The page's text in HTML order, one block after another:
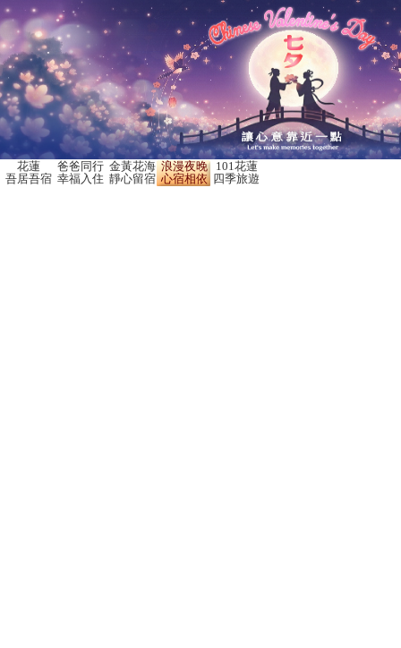
花蓮
吾居吾宿
爸爸同行
幸福入住
金黃花海
靜心留宿
浪漫夜晚
心宿相依
101花蓮
四季旅遊